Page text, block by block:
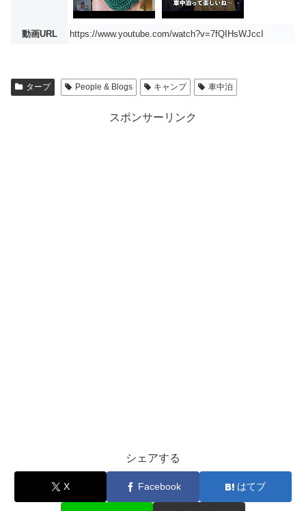
動画URL https://www.youtube.com/watch?v=7fQIHsWJccI
タープ People & Blogs キャンプ 車中泊
スポンサーリンク
シェアする
X Facebook はてブ